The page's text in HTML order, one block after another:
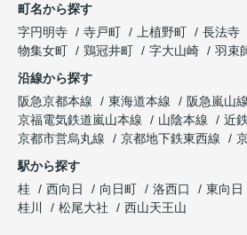
町名から探す
字円明寺
寺戸町 上植野町 長法寺
物集女町
鶏冠井町 字大山崎 羽束
沿線から探す
阪急京都本線
東海道本線
阪急嵐山線
京福電気鉄道嵐山本線
山陰本線 近
京都市営烏丸線
京都地下鉄東西線
駅から探す
桂
西向日 向日町 洛西口 東向日
桂川
松尾大社 西山天王山